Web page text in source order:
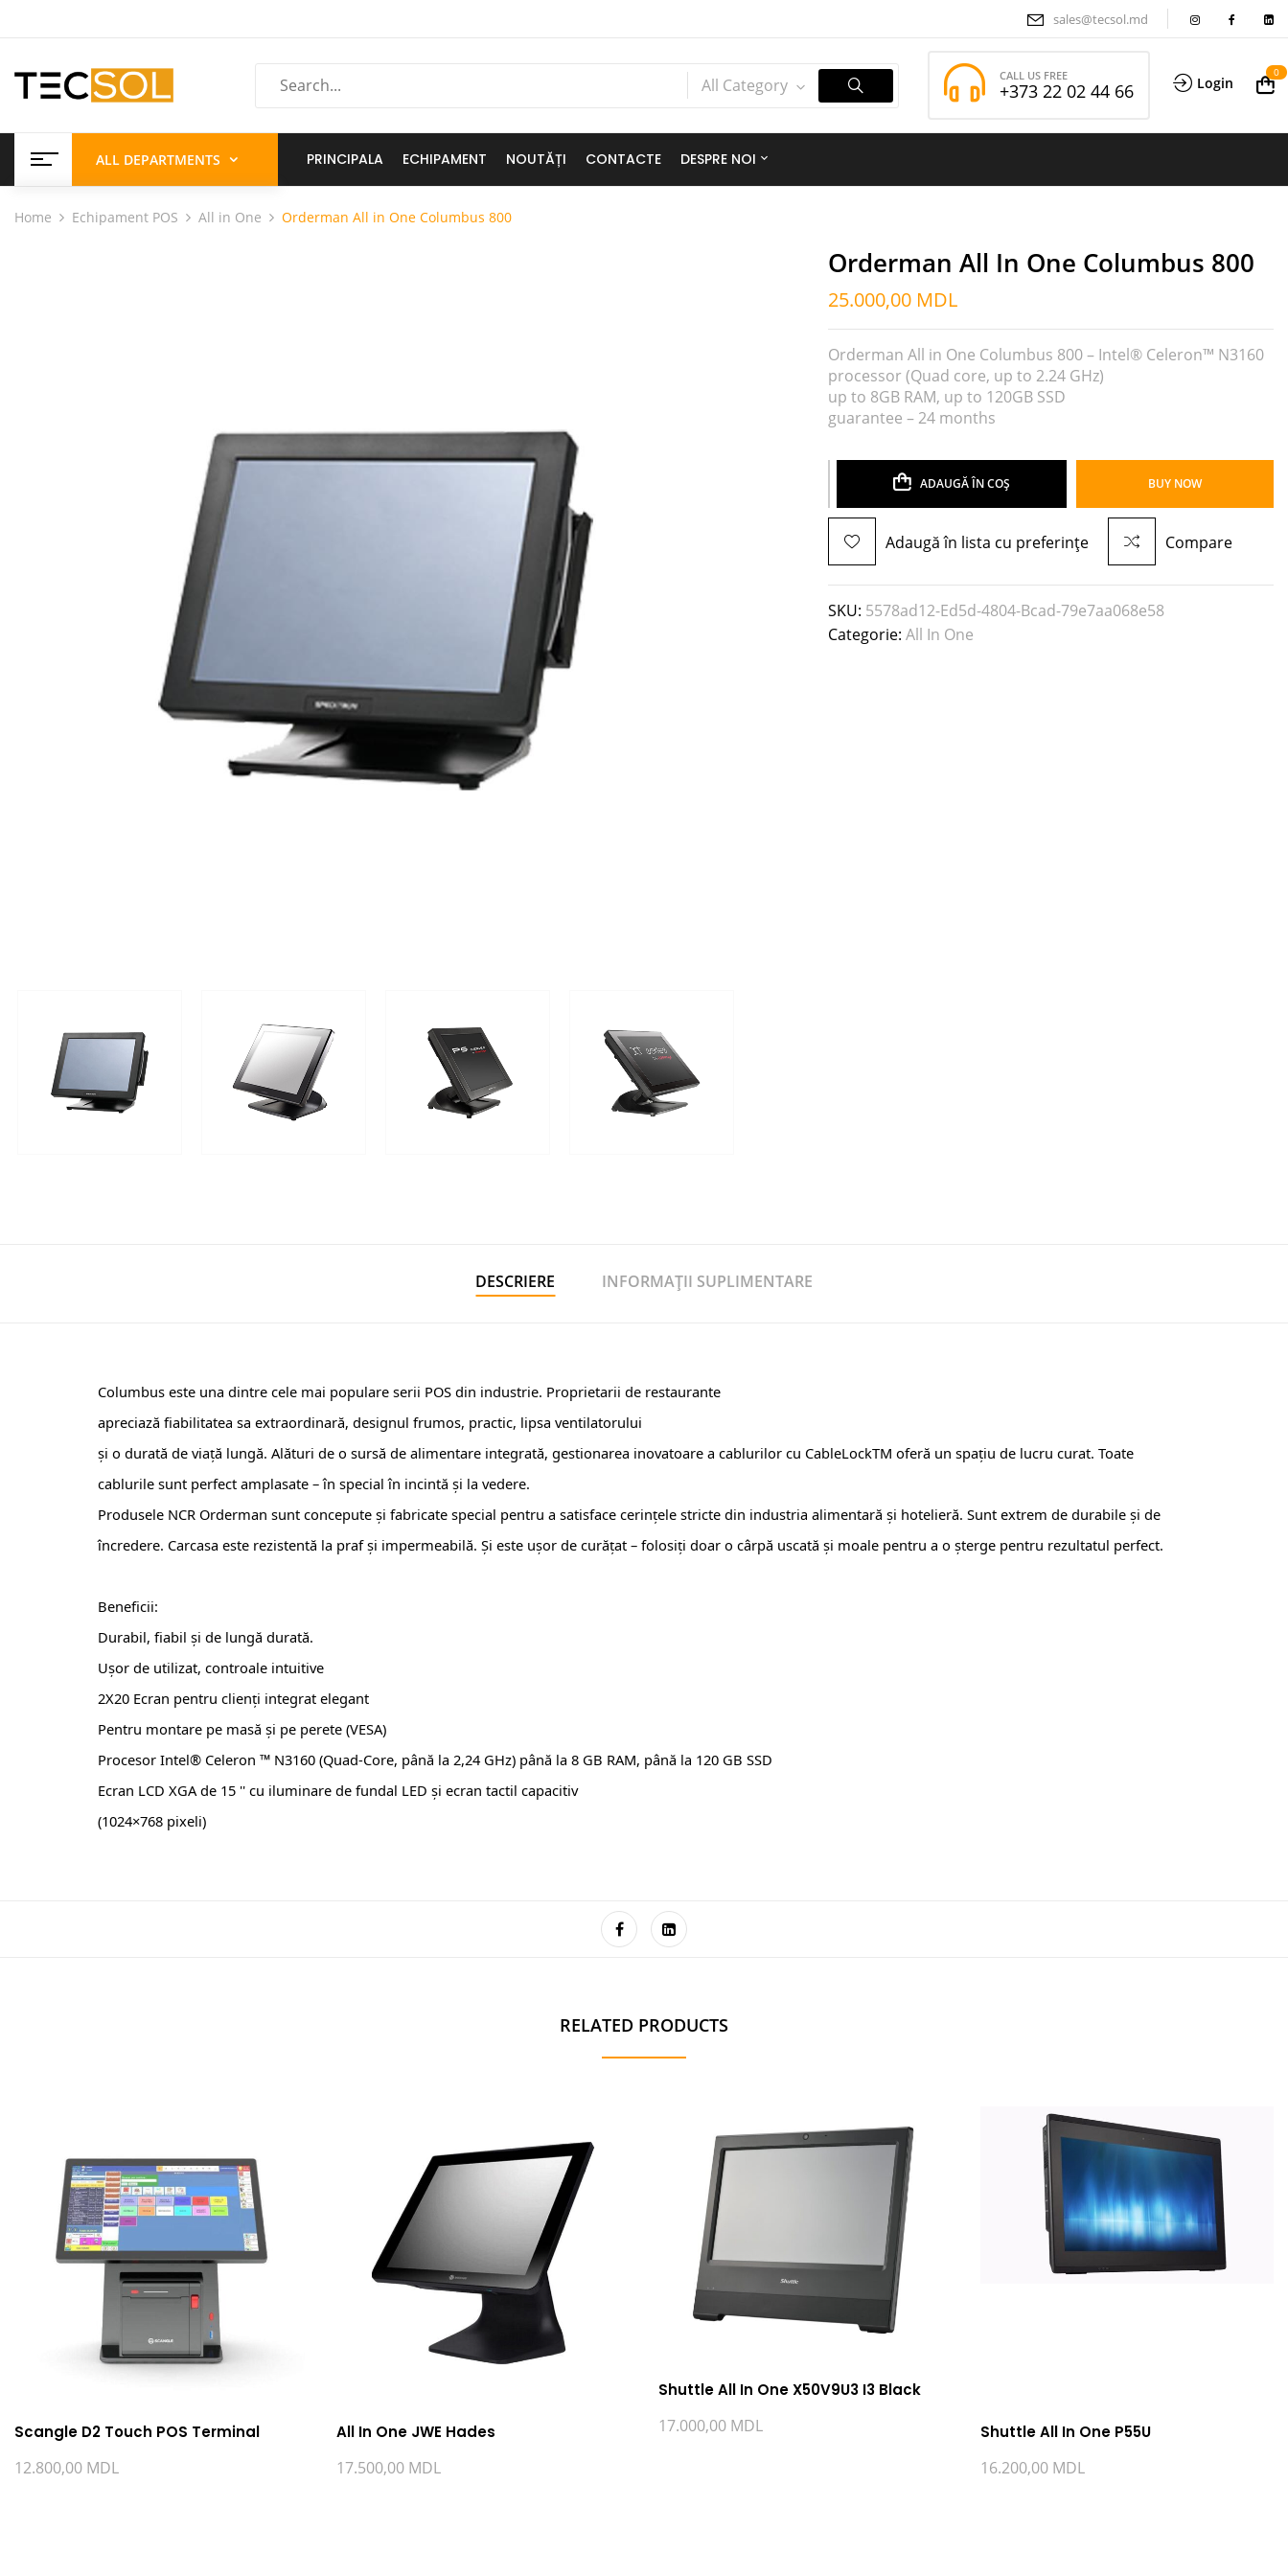
sales@tecsol.md
All Category CALL US FREE
+373 22 02 44 66 Login
0
ALL DEPARTMENTS PRINCIPALA ECHIPAMENT NOUTĂȚI CONTACTE DESPRE NOI
Home Echipament POS All in One Orderman All in One Columbus 800
Orderman All In One Columbus 800
25.000,00 MDL
Orderman All in One Columbus 800 – Intel® Celeron™ N3160
processor (Quad core, up to 2.24 GHz)
up to 8GB RAM, up to 120GB SSD
guarantee – 24 months
ADAUGĂ ÎN COȘ BUY NOW
Adaugă în lista cu preferințe Compare
SKU: 5578ad12-Ed5d-4804-Bcad-79e7aa068e58
Categorie: All In One
DESCRIERE INFORMAȚII SUPLIMENTARE
Columbus este una dintre cele mai populare serii POS din industrie. Proprietarii de restaurante
apreciază fiabilitatea sa extraordinară, designul frumos, practic, lipsa ventilatorului
și o durată de viață lungă. Alături de o sursă de alimentare integrată, gestionarea inovatoare a cablurilor cu CableLockTM oferă un spațiu de lucru curat. Toate
cablurile sunt perfect amplasate – în special în incintă și la vedere.
Produsele NCR Orderman sunt concepute și fabricate special pentru a satisface cerințele stricte din industria alimentară și hotelieră. Sunt extrem de durabile și de
încredere. Carcasa este rezistentă la praf și impermeabilă. Și este ușor de curățat – folosiți doar o cârpă uscată și moale pentru a o șterge pentru rezultatul perfect.
Beneficii:
Durabil, fiabil și de lungă durată.
Ușor de utilizat, controale intuitive
2X20 Ecran pentru clienți integrat elegant
Pentru montare pe masă și pe perete (VESA)
Procesor Intel® Celeron ™ N3160 (Quad-Core, până la 2,24 GHz) până la 8 GB RAM, până la 120 GB SSD
Ecran LCD XGA de 15 '' cu iluminare de fundal LED și ecran tactil capacitiv
(1024×768 pixeli)
RELATED PRODUCTS
Scangle D2 Touch POS Terminal
12.800,00 MDL
All In One JWE Hades
17.500,00 MDL
Shuttle All In One X50V9U3 I3 Black
17.000,00 MDL Shuttle All In One P55U
16.200,00 MDL